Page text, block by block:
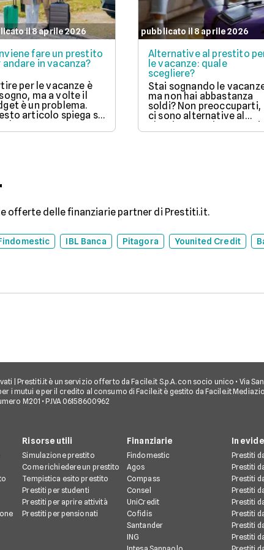
il 8 aprile 2026
fare un prestito
andare in vacanza?
per le vacanze è
ma a volte il
è un problema.
articolo spiega se
un prestito per
è una buona
Scopri quando ha
fare un prestito e
goderti le vacanze
pubblicato il 8 aprile 2026
Alternative al prestito
le vacanze: quale
scegliere?
Stai sognando le
ma non hai abbastanza
soldi? Non preoccuparti,
ci sono alternative al
classico prestito! Scopri
come funzionano il "Paga
stress.
offerte delle finanziarie partner di Prestiti.it.
IBL Banca Pitagora Younited Credit
| Prestiti.it è un servizio offerto da Facile.it S.p.A. con socio unico • Via
i mutui e per il credito al consumo di Facile.it è gestito da Facile.it
M201 • P.IVA 06158600962
Risorse utili
Simulazione prestito
Come richiedere un prestito
Tempistica esito prestito
Prestiti per studenti
Prestiti per aprire attività
Prestiti per pensionati
Finanziarie
Findomestic
Agos
Compass
Consel
UniCredit
Cofidis
Santander
ING
In
Prestiti
Prestiti
Prestiti
Prestiti
Prestiti
Prestiti
Prestiti
Prestiti